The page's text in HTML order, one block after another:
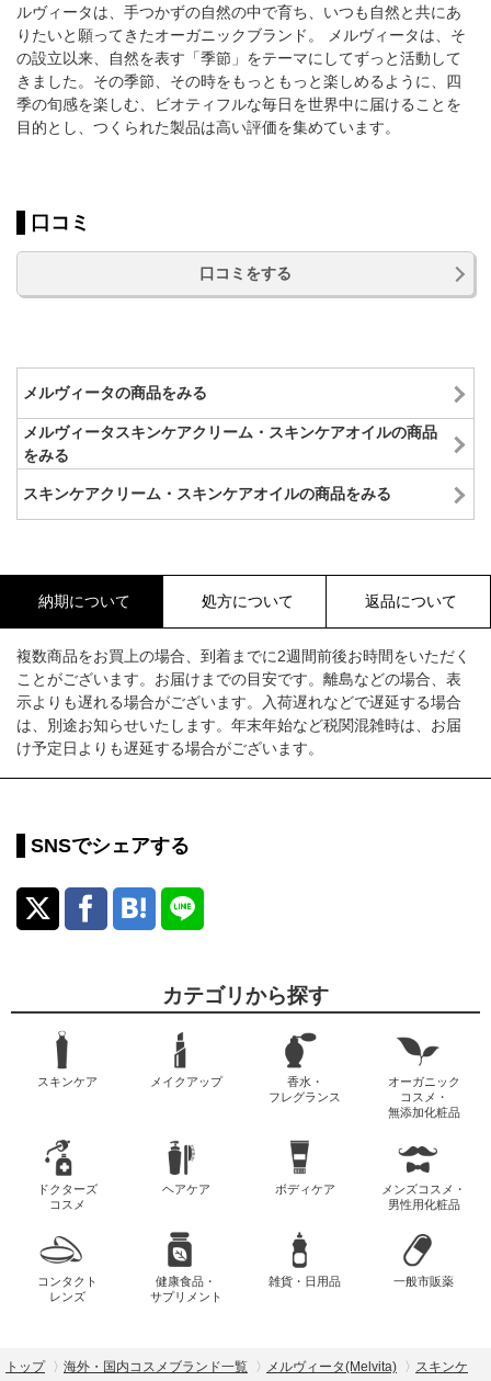
ルヴィータは、手つかずの自然の中で育ち、いつも自然と共にあ
りたいと願ってきたオーガニックブランド。 メルヴィータは、そ
の設立以来、自然を表す「季節」をテーマにしてずっと活動して
きました。その季節、その時をもっともっと楽しめるように、四
季の旬感を楽しむ、ビオティフルな毎日を世界中に届けることを
目的とし、つくられた製品は高い評価を集めています。
口コミ
口コミをする
メルヴィータの商品をみる
メルヴィータスキンケアクリーム・スキンケアオイルの商品
をみる
スキンケアクリーム・スキンケアオイルの商品をみる
納期について 処方について 返品について
複数商品をお買上の場合、到着までに2週間前後お時間をいただく
ことがございます。お届けまでの目安です。離島などの場合、表
示よりも遅れる場合がございます。入荷遅れなどで遅延する場合
は、別途お知らせいたします。年末年始など税関混雑時は、お届
け予定日よりも遅延する場合がございます。
SNSでシェアする
カテゴリから探す
スキンケア メイクアップ
香水・
フレグランス
オーガニック
コスメ・
無添加化粧品
ドクターズ
コスメ
ヘアケア ボディケア
メンズコスメ・
男性用化粧品
コンタクト
レンズ
健康食品・
サプリメント
雑貨・日用品 一般市販薬
トップ 海外・国内コスメブランド一覧 メルヴィータ(Melvita) スキンケ